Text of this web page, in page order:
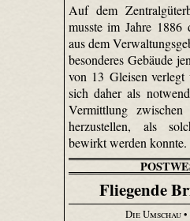
Auf dem
musste im Jahre 1886
aus dem
besonderes Gebäude
von 13 Gleisen verlegt
sich daher als
Vermittlung zwischen
herzustellen, als
bewirkt werden konnte.
Fliegende
Die Umschau•